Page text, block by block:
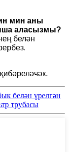
мин аны
аласызмы?
белән
белән үрелгән
трубасы